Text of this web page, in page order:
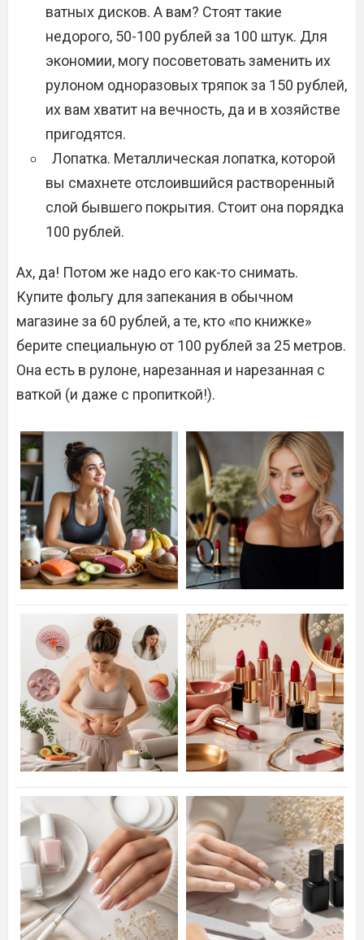
ватных дисков. А вам? Стоят такие
недорого, 50-100 рублей за 100 штук. Для
экономии, могу посоветовать заменить их
рулоном одноразовых тряпок за 150 рублей,
их вам хватит на вечность, да и в хозяйстве
пригодятся.
Лопатка. Металлическая лопатка, которой
вы смахнете отслоившийся растворенный
слой бывшего покрытия. Стоит она порядка
100 рублей.
Ах, да! Потом же надо его как-то снимать.
Купите фольгу для запекания в обычном
магазине за 60 рублей, а те, кто «по книжке»
берите специальную от 100 рублей за 25 метров.
Она есть в рулоне, нарезанная и нарезанная с
ваткой (и даже с пропиткой!).